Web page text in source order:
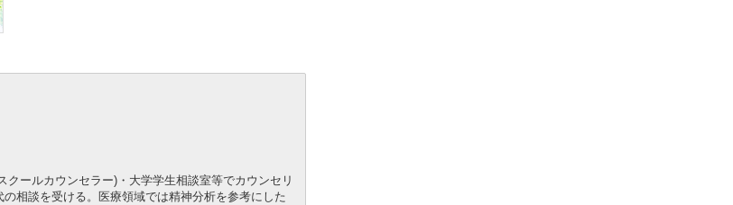
ールカウンセラー)・大学学生相談室等でカウンセリ
相談を受ける。医療領域では精神分析を参考にした